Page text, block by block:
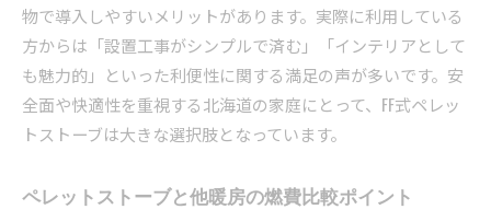
物で導入しやすいメリットがあります。実際に利用している
方からは「設置工事がシンプルで済む」「インテリアとして
も魅力的」といった利便性に関する満足の声が多いです。安
全面や快適性を重視する北海道の家庭にとって、FF式ペレッ
トストーブは大きな選択肢となっています。
ペレットストーブと他暖房の燃費比較ポイント